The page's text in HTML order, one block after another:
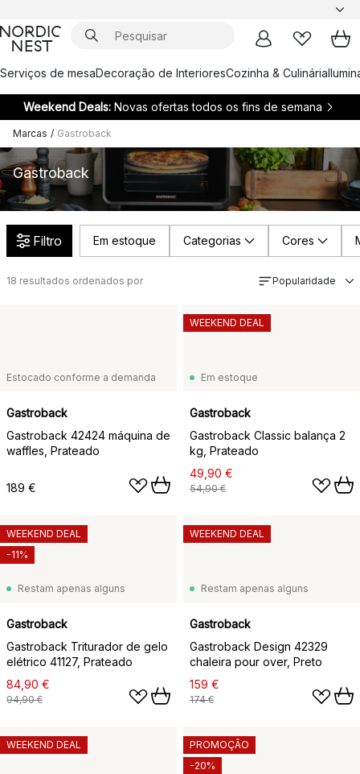
Serviços de mesaDecoração de InterioresCozinha & Culinária
Weekend Deals: Novas ofertas todos os fins de semana
Marcas / Gastroback
Gastroback
Filtro Em estoque Categorias Cores
18 resultados ordenados por Popularidade
Estocado conforme a demanda
Gastroback
Gastroback 42424 máquina de
waffles, Prateado
189 €
Em estoque
Gastroback
Gastroback Classic balança 2
kg, Prateado
49,90 €
54,90 €
WEEKEND DEAL
Restam apenas alguns
Gastroback
Gastroback Triturador de gelo
elétrico 41127, Prateado
84,90 €
94,90 €
WEEKEND DEAL
-11%
Restam apenas alguns
Gastroback
Gastroback Design 42329
chaleira pour over, Preto
159 €
174 €
WEEKEND DEAL
WEEKEND DEAL
PROMOÇÃO
-20%